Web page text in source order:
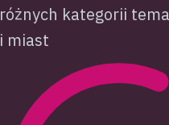
różnych kategorii
i miast